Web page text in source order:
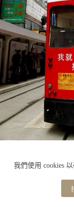
我們使用 cookies
哇